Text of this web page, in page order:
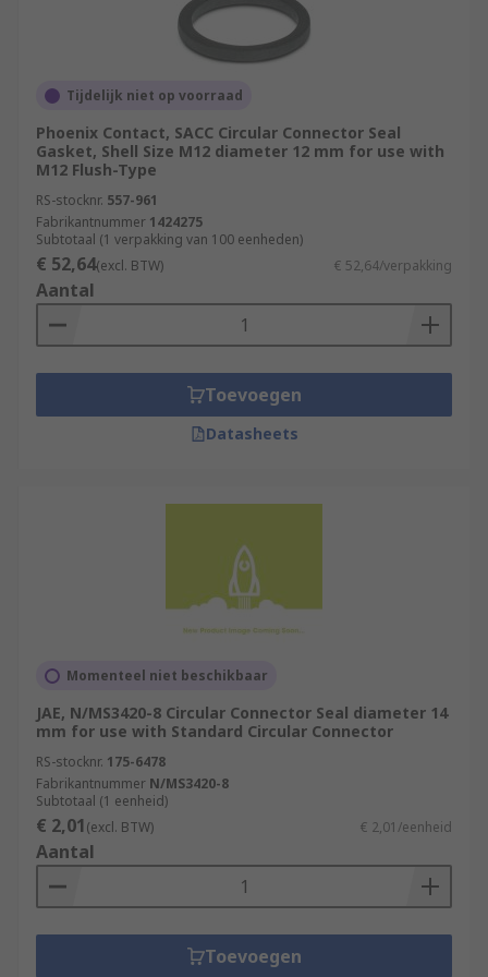
Tijdelijk niet op voorraad
Phoenix Contact, SACC Circular Connector Seal
Gasket, Shell Size M12 diameter 12 mm for use with
M12 Flush-Type
RS-stocknr. 557-961
Fabrikantnummer 1424275
Subtotaal (1 verpakking van 100 eenheden)
€ 52,64(excl. BTW) € 52,64/verpakking
Aantal
Toevoegen
Datasheets
Momenteel niet beschikbaar
JAE, N/MS3420-8 Circular Connector Seal diameter 14
mm for use with Standard Circular Connector
RS-stocknr. 175-6478
Fabrikantnummer N/MS3420-8
Subtotaal (1 eenheid)
€ 2,01(excl. BTW) € 2,01/eenheid
Aantal
Toevoegen